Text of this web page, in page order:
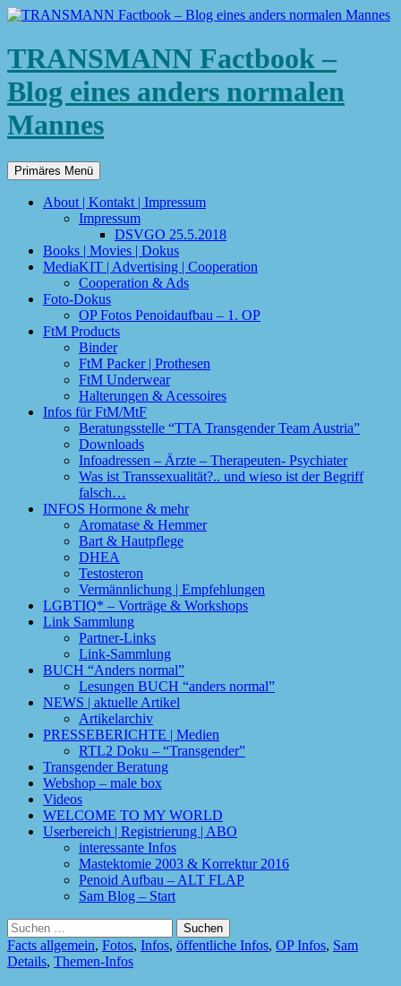
TRANSMANN Factbook –
Blog eines anders normalen
Mannes
Suchen
Primäres Menü Zum
Inhalt
springen
About | Kontakt | Impressum
Impressum
DSVGO 25.5.2018
Books | Movies | Dokus
MediaKIT | Advertising | Cooperation
Cooperation & Ads
Foto-Dokus
OP Fotos Penoidaufbau – 1. OP
FtM Products
Binder
FtM Packer | Prothesen
FtM Underwear
Halterungen & Acessoires
Infos für FtM/MtF
Beratungsstelle “TTA Transgender Team Austria”
Downloads
Infoadressen – Ärzte – Therapeuten- Psychiater
Was ist Transsexualität?.. und wieso ist der Begriff
falsch…
INFOS Hormone & mehr
Aromatase & Hemmer
Bart & Hautpflege
DHEA
Testosteron
Vermännlichung | Empfehlungen
LGBTIQ* – Vorträge & Workshops
Link Sammlung
Partner-Links
Link-Sammlung
BUCH “Anders normal”
Lesungen BUCH “anders normal”
NEWS | aktuelle Artikel
Artikelarchiv
PRESSEBERICHTE | Medien
RTL2 Doku – “Transgender”
Transgender Beratung
Webshop – male box
Videos
WELCOME TO MY WORLD
Userbereich | Registrierung | ABO
interessante Infos
Mastektomie 2003 & Korrektur 2016
Penoid Aufbau – ALT FLAP
Sam Blog – Start
Suchen
nach:
Facts allgemein, Fotos, Infos, öffentliche Infos, OP Infos, Sam
Details, Themen-Infos